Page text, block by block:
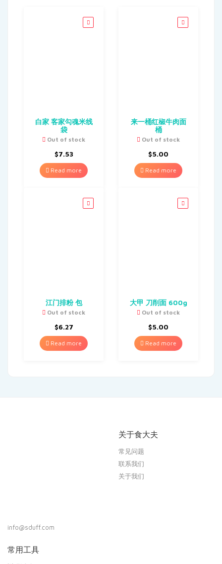
白家 客家勾魂米线
袋
Out of stock
$7.53
Read more
来一桶红椒牛肉面
桶
Out of stock
$5.00
Read more
江门排粉 包
Out of stock
$6.27
Read more
大甲 刀削面 600g
Out of stock
$5.00
Read more
info@sduff.com
关于食大夫
常见问题
联系我们
关于我们
常用工具